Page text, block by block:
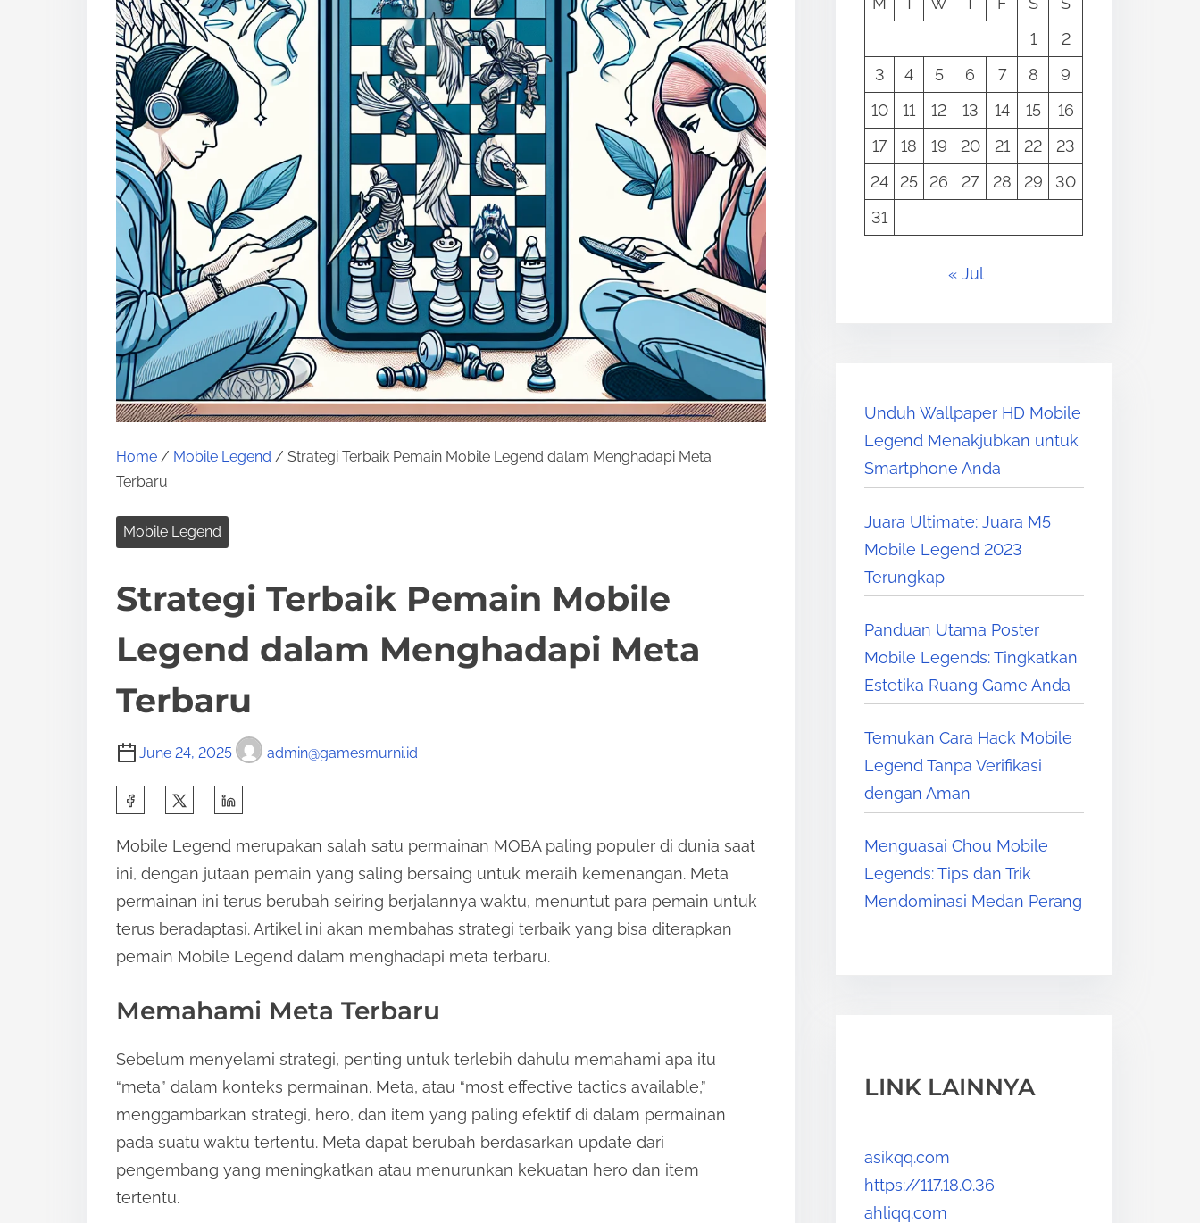
Home / Mobile Legend / Strategi Terbaik Pemain Mobile Legend dalam Menghadapi Meta
Terbaru
Mobile Legend
Strategi Terbaik Pemain Mobile
Legend dalam Menghadapi Meta
Terbaru
June 24, 2025 admin@gamesmurni.id
a
r
e
t
h
s
Mobile Legend merupakan salah satu permainan MOBA paling populer di dunia saat
ini, dengan jutaan pemain yang saling bersaing untuk meraih kemenangan. Meta
permainan ini terus berubah seiring berjalannya waktu, menuntut para pemain untuk
terus beradaptasi. Artikel ini akan membahas strategi terbaik yang bisa diterapkan
pemain Mobile Legend dalam menghadapi meta terbaru.
Memahami Meta Terbaru
Sebelum menyelami strategi, penting untuk terlebih dahulu memahami apa itu
“meta” dalam konteks permainan. Meta, atau “most effective tactics available,”
menggambarkan strategi, hero, dan item yang paling efektif di dalam permainan
pada suatu waktu tertentu. Meta dapat berubah berdasarkan update dari
pengembang yang meningkatkan atau menurunkan kekuatan hero dan item
tertentu.
1
2
3
4 5 6 7 8
9
10
11 12 13 14 15
16
17
18 19 20 21 22
23
24
25 26 27 28 29
30
31
« Jul
Unduh Wallpaper HD Mobile
Legend Menakjubkan untuk
Smartphone Anda
Juara Ultimate: Juara M5
Mobile Legend 2023
Terungkap
Panduan Utama Poster
Mobile Legends: Tingkatkan
Estetika Ruang Game Anda
Temukan Cara Hack Mobile
Legend Tanpa Verifikasi
dengan Aman
Menguasai Chou Mobile
Legends: Tips dan Trik
Mendominasi Medan Perang
LINK LAINNYA
asikqq.com
https://117.18.0.36
ahliqq.com